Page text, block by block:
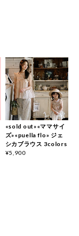
«sold out»«ママサイ
ズ»«puella flo» ジェ
シカブラウス 3colors
¥5,900